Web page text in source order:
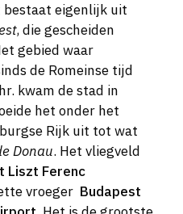
bestaat eigenlijk uit
, die gescheiden
gebied waar
de Romeinse tijd
kwam de stad in
het onder het
Rijk uit tot wat
Donau. Het vliegveld
Liszt Ferenc
vroeger Budapest